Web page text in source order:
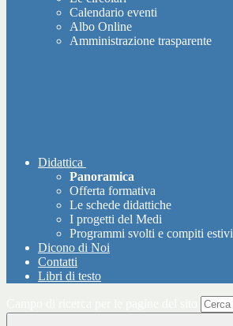
Calendario eventi
Albo Online
Amministrazione trasparente
Didattica
Panoramica
Offerta formativa
Le schede didattiche
I progetti del Medi
Programmi svolti e compiti estivi
Dicono di Noi
Contatti
Libri di testo